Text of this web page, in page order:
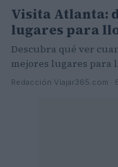
Visita Atlanta:
lugares para
Descubra qué ver
mejores lugares para
Redacción Viajar365.com ·